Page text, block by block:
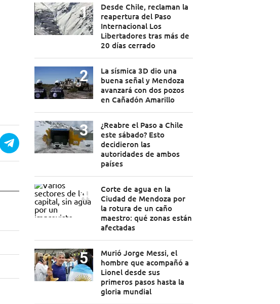
Desde Chile, reclaman la
reapertura del Paso
Internacional Los
Libertadores tras más de
20 días cerrado
La sísmica 3D dio una
buena señal y Mendoza
avanzará con dos pozos
en Cañadón Amarillo
¿Reabre el Paso a Chile
este sábado? Esto
decidieron las
autoridades de ambos
países
Corte de agua en la
Ciudad de Mendoza por
la rotura de un caño
maestro: qué zonas están
afectadas
Murió Jorge Messi, el
hombre que acompañó a
Lionel desde sus
primeros pasos hasta la
gloria mundial